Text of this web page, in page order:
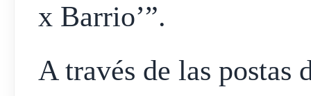
x Barrio’”.
A través de las postas